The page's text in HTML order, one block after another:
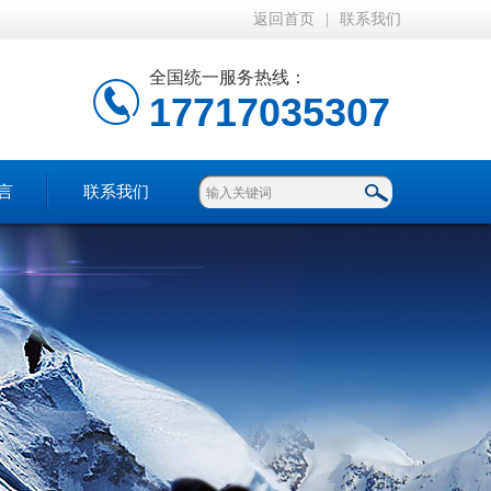
返回首页 联系我们
全国统一服务热线：
17717035307
联系我们